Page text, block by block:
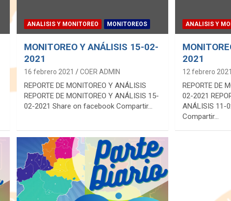
ANALISIS Y MONITOREO MONITOREOS
MONITOREO Y ANÁLISIS 15-02-
2021
16 febrero 2021 COER ADMIN
REPORTE DE MONITOREO Y ANÁLISIS
REPORTE DE MONITOREO Y ANÁLISIS 15-
02-2021 Share on facebook Compartir…
ANALISIS Y
2021
12 febrero 2021
REPORTE DE
02-2021
ANÁLISIS 11-
Compartir…